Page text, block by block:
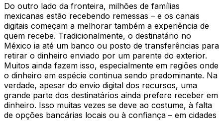
Do outro lado da fronteira, milhões de famílias
mexicanas estão recebendo remessas – e os canais
digitais começam a melhorar também a experiência de
quem recebe. Tradicionalmente, o destinatário no
México ia até um banco ou posto de transferências para
retirar o dinheiro enviado por um parente do exterior.
Muitos ainda fazem isso, especialmente em regiões onde
o dinheiro em espécie continua sendo predominante. Na
verdade, apesar do envio digital dos recursos, uma
grande parte dos destinatários ainda prefere receber em
dinheiro. Isso muitas vezes se deve ao costume, à falta
de opções bancárias locais ou à confiança – em cidades